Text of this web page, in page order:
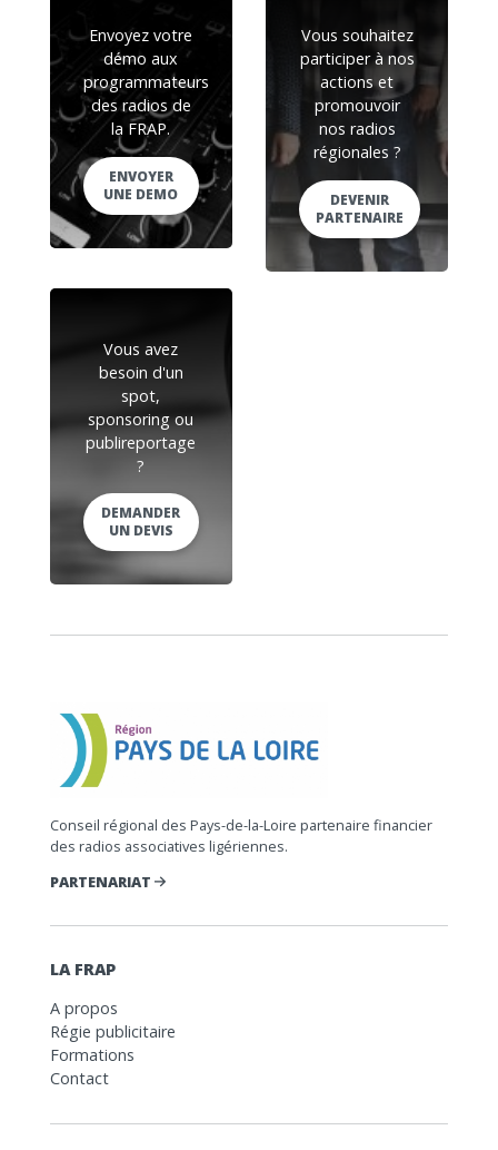
Envoyez votre
démo aux
programmateurs
des radios de
la FRAP.
ENVOYER
UNE DEMO
Vous souhaitez
participer à nos
actions et
promouvoir
nos radios
régionales ?
DEVENIR
PARTENAIRE
Vous avez
besoin d'un
spot,
sponsoring ou
publireportage
?
DEMANDER
UN DEVIS
Conseil régional des Pays-de-la-Loire partenaire financier
des radios associatives ligériennes.
PARTENARIAT
LA FRAP
A propos
Régie publicitaire
Formations
Contact